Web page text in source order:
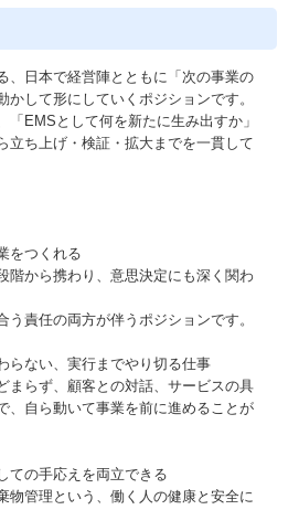
、日本で経営陣とともに「次の事業の
かして形にしていくポジションです。
「EMSとして何を新たに生み出すか」
立ち上げ・検証・拡大までを一貫して
をつくれる
階から携わり、意思決定にも深く関わ
う責任の両方が伴うポジションです。
らない、実行までやり切る仕事
まらず、顧客との対話、サービスの具
、自ら動いて事業を前に進めることが
ての手応えを両立できる
物管理という、働く人の健康と安全に